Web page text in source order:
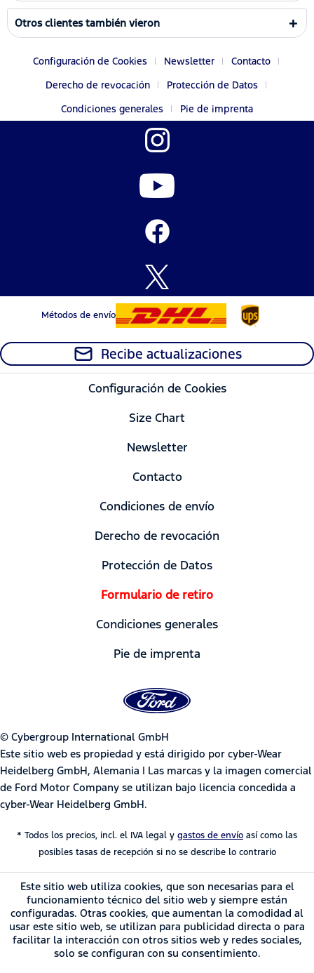
Otros clientes también vieron
Configuración de Cookies Newsletter
Contacto
Derecho de revocación
Protección de Datos
Condiciones generales
Pie de imprenta
Métodos de envío
Recibe actualizaciones
Configuración de Cookies
Size Chart
Newsletter
Contacto
Condiciones de envío
Derecho de revocación
Protección de Datos
Formulario de retiro
Condiciones generales
Pie de imprenta
© Cybergroup International GmbH
Este sitio web es propiedad y está dirigido por cyber-Wear
Heidelberg GmbH, Alemania | Las marcas y la imagen comercial
de Ford Motor Company se utilizan bajo licencia concedida a
cyber-Wear Heidelberg GmbH.
* Todos los precios, incl. el IVA legal y gastos de envío así como las
posibles tasas de recepción si no se describe lo contrario
Este sitio web utiliza cookies, que son necesarias para el
funcionamiento técnico del sitio web y siempre están
configuradas. Otras cookies, que aumentan la comodidad al
usar este sitio web, se utilizan para publicidad directa o para
facilitar la interacción con otros sitios web y redes sociales,
solo se configuran con su consentimiento.